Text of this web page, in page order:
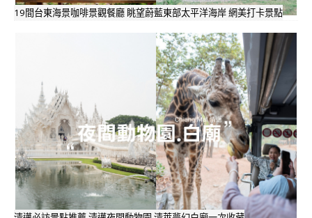
19間台東海景咖啡景觀餐廳 眺望蔚藍東部太平洋海岸 網美打卡景點